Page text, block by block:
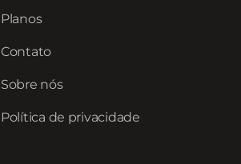
Planos
Contato
Sobre nós
Política de privacidade